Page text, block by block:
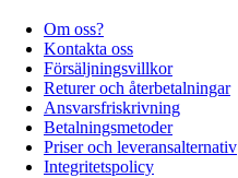
Om oss?
Kontakta oss
Försäljningsvillkor
Returer och återbetalningar
Ansvarsfriskrivning
Betalningsmetoder
Priser och leveransalternativ
Integritetspolicy